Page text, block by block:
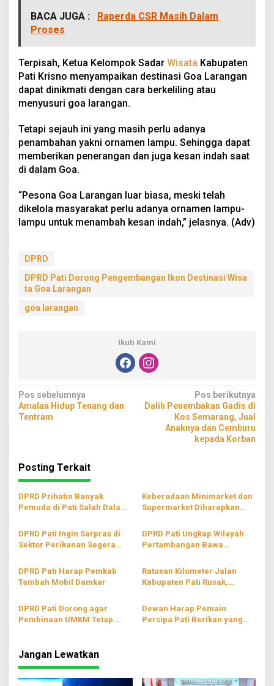
BACA JUGA :
Raperda CSR Masih Dalam
Proses
Terpisah, Ketua Kelompok Sadar Wisata Kabupaten
Pati Krisno menyampaikan destinasi Goa Larangan
dapat dinikmati dengan cara berkeliling atau
menyusuri goa larangan.
Tetapi sejauh ini yang masih perlu adanya
penambahan yakni ornamen lampu. Sehingga dapat
memberikan penerangan dan juga kesan indah saat
di dalam Goa.
“Pesona Goa Larangan luar biasa, meski telah
dikelola masyarakat perlu adanya ornamen lampu-
lampu untuk menambah kesan indah,” jelasnya. (Adv)
DPRD
DPRD Pati Dorong Pengembangan Ikon Destinasi Wisa
ta Goa Larangan
goa larangan
Ikuti Kami
Navigasi
pos
Pos sebelumnya
Amalan Hidup Tenang dan
Tentram
Pos berikutnya
Dalih Penembakan Gadis di
Kos Semarang, Jual
Anaknya dan Cemburu
kepada Korban
Posting Terkait
DPRD Prihatin Banyak
Pemuda di Pati Salah Dalam
Keberadaan Minimarket dan
Supermarket Diharapkan
Perekonomian di Pati
DPRD Pati Ingin Sarpras di
Sektor Perikanan Segera
DPRD Pati Ungkap Wilayah
Pertambangan Bawa
Masyarakat Sekitar
DPRD Pati Harap Pemkab
Tambah Mobil Damkar
Ratusan Kilometer Jalan
Kabupaten Pati Rusak,
Diperbaiki
DPRD Pati Dorong agar
Pembinaan UMKM Tetap
Dewan Harap Pemain
Persipa Pati Berikan yang
Jangan Lewatkan